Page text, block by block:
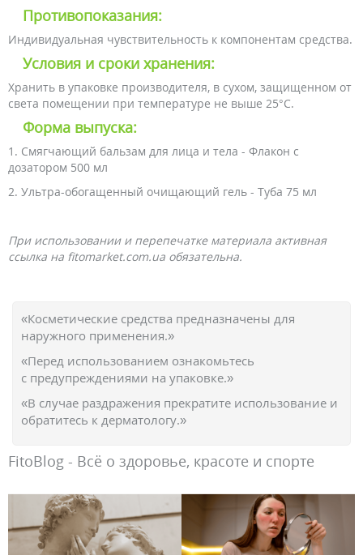
Противопоказания:
Индивидуальная чувствительность к компонентам средства.
Условия и сроки хранения:
Хранить в упаковке производителя, в сухом, защищенном от
света помещении при температуре не выше 25°С.
Форма выпуска:
1. Смягчающий бальзам для лица и тела - Флакон с
дозатором 500 мл
2. Ультра-обогащенный очищающий гель - Туба 75 мл
При использовании и перепечатке материала активная
ссылка на fitomarket.com.ua обязательна.
«Косметические средства предназначены для
наружного применения.»
«Перед использованием ознакомьтесь
с предупреждениями на упаковке.»
«В случае раздражения прекратите использование и
обратитесь к дерматологу.»
FitoBlog - Всё о здоровье, красоте и спорте